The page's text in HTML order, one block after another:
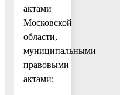
актами
Московской
области,
муниципальными
правовыми
актами;